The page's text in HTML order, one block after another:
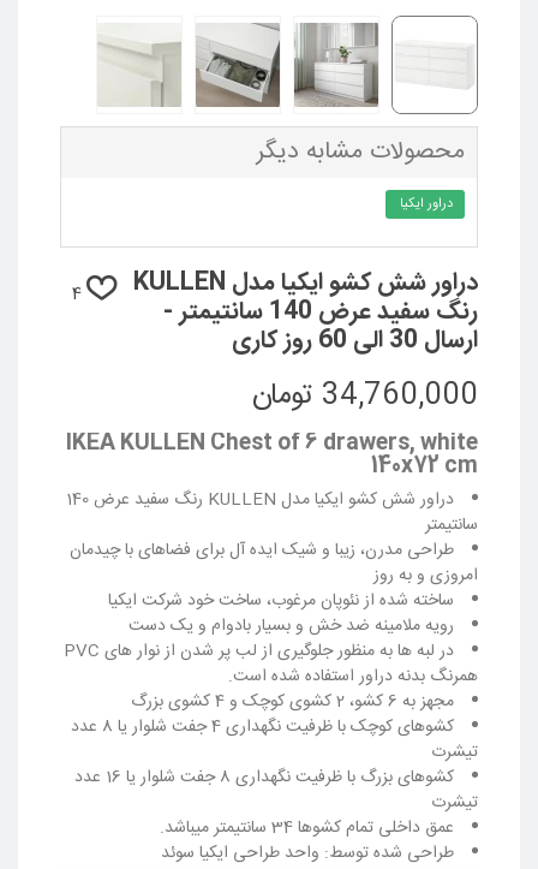
محصولات مشابه دیگر
دراور ایکیا
دراور شش کشو ایکیا مدل KULLEN
رنگ سفید عرض 140 سانتیمتر -
ارسال 30 الی 60 روز کاری
4
34,760,000 تومان
IKEA KULLEN Chest of 6 drawers, white
140x72 cm
دراور شش کشو ایکیا مدل KULLEN رنگ سفید عرض 140
سانتیمتر
طراحی مدرن، زیبا و شیک ایده آل برای فضاهای با چیدمان
امروزی و به روز
ساخته شده از نئوپان مرغوب، ساخت خود شرکت ایکیا
رویه ملامینه ضد خش و بسیار بادوام و یک دست
در لبه ها به منظور جلوگیری از لب پر شدن از نوار های PVC
همرنگ بدنه دراور استفاده شده است.
مجهز به 6 کشو، 2 کشوی کوچک و 4 کشوی بزرگ
کشوهای کوچک با ظرفیت نگهداری 4 جفت شلوار یا 8 عدد
تیشرت
کشوهای بزرگ با ظرفیت نگهداری 8 جفت شلوار یا 16 عدد
تیشرت
عمق داخلی تمام کشوها 34 سانتیمتر میباشد.
طراحی شده توسط: واحد طراحی ایکیا سوئد